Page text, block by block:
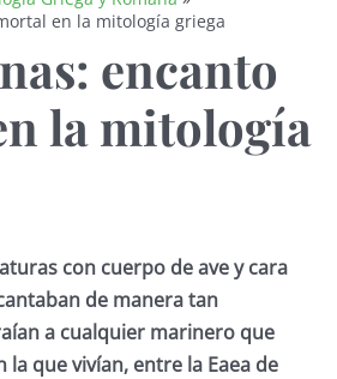
en la mitología griega
encanto
la mitología
con cuerpo de ave y cara
de manera tan
a cualquier marinero que
la que vivían, entre la Eaea de